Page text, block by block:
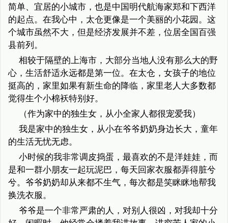
简单、宜居的小城市，也是中国明代航海家郑和下西洋
的起点。在我心中，太仓更像是一个美丽的小花园。这
个城市虽然不大，但是经济发展并不差，位居全国百强
县前列。
相较于隔壁的上海市，大部分当地人没有那么大的野
心，生活舒适永远都是第一位。在太仓，女孩子的地位
挺高的，家里如果有新生命的降临，家里老人大多数都
觉得生个小棉袄特别好。
（作为家中的独生女，从小全家人都很宠爱我）
我是家中的独生女，从小在爷爷奶奶身边长大，童年
的生活无忧无虑。
小时候的我非常调皮捣蛋，最喜欢的不是洋娃娃，而
是和一群小朋友一起玩泥巴，每天回家衣服都弄得脏兮
兮。爷爷奶奶却从来都不生气，每次都是笑眯眯地帮我
换洗衣服。
爷爷是一个非常严肃的人，对别人很凶，对我却十分